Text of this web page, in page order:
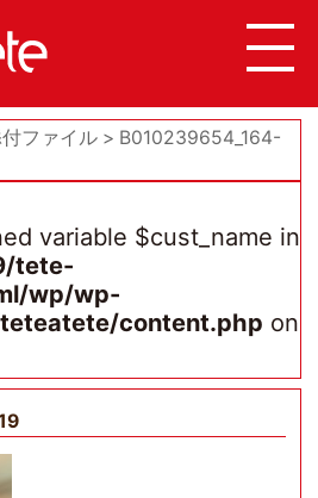
ファイル
B010239654_164-
variable $cust_name in
tete-
wp/wp-
content.php on